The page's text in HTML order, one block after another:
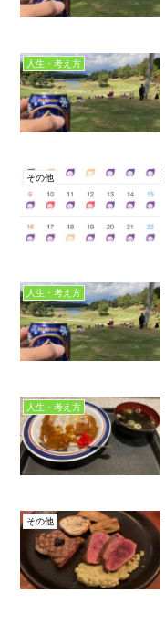
人生・考え方
その他
人生・考え方
人生・考え方
その他